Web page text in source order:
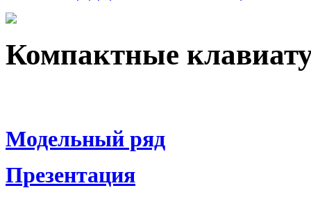
Компактные
Модельный ряд
Презентация